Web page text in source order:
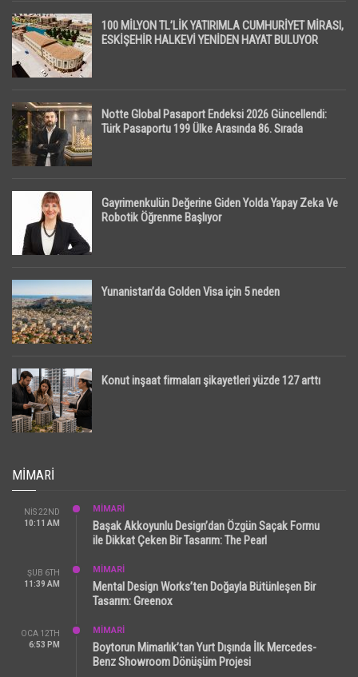
100 MİLYON TL’LİK YATIRIMLA CUMHURİYET MİRASI,
ESKİŞEHİR HALKEVİ YENİDEN HAYAT BULUYOR
Notte Global Pasaport Endeksi 2026 Güncellendi:
Türk Pasaportu 199 Ülke Arasında 86. Sırada
Gayrimenkulün Değerine Giden Yolda Yapay Zeka Ve
Robotik Öğrenme Başlıyor
Yunanistan’da Golden Visa için 5 neden
Konut inşaat firmaları şikayetleri yüzde 127 arttı
MIMARI
NIS 22ND
10:11 AM
MİMARİ
Başak Akkoyunlu Design’dan Özgün Saçak Formu
ile Dikkat Çeken Bir Tasarım: The Pearl
ŞUB 6TH
11:39 AM
MİMARİ
Mental Design Works’ten Doğayla Bütünleşen Bir
Tasarım: Greenox
OCA 12TH
6:53 PM
MİMARİ
Boytorun Mimarlık’tan Yurt Dışında İlk Mercedes-
Benz Showroom Dönüşüm Projesi